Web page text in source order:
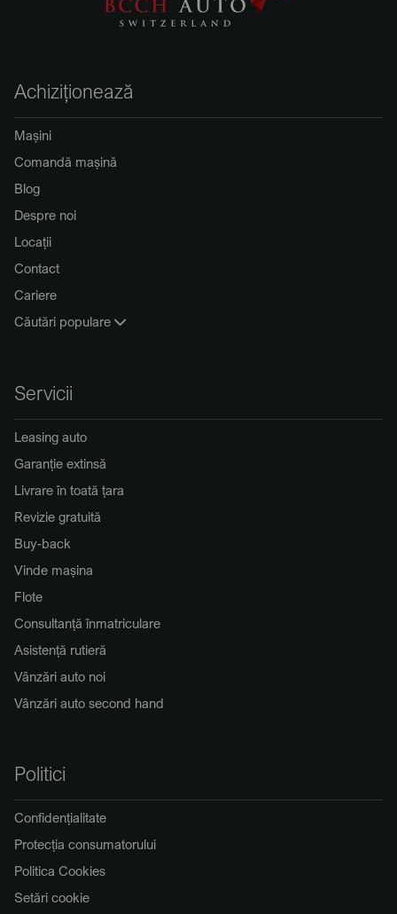
Achiziționează
Mașini
Comandă mașină
Blog
Despre noi
Locații
Contact
Cariere
Căutări populare
Servicii
Leasing auto
Garanție extinsă
Livrare în toată țara
Revizie gratuită
Buy-back
Vinde mașina
Flote
Consultanță înmatriculare
Asistență rutieră
Vânzări auto noi
Vânzări auto second hand
Politici
Confidențialitate
Protecția consumatorului
Politica Cookies
Setări cookie